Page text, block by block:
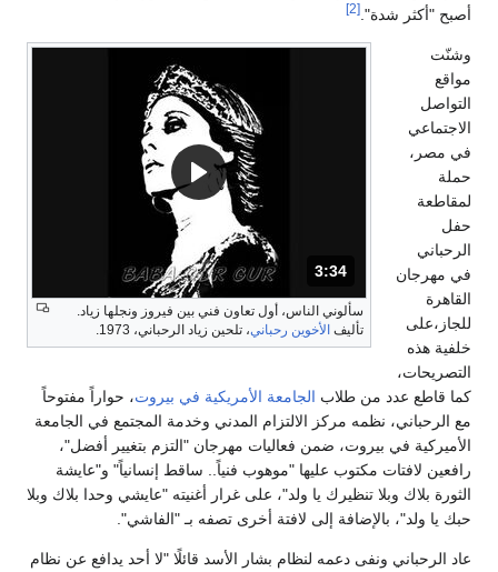
أصبح "أكثر شدة".
المدة: دقائق و 34 ثواني.
3:34
سألوني الناس، أول تعاون فني بين فيروز ونجلها زياد.
تأليفالأخوين رحباني، تلحين زياد الرحباني، 1973.
وشنّت
مواقع
التواصل
الاجتماعي
في مصر،
حملة
لمقاطعة
حفل
الرحباني
في مهرجان
القاهرة
للجاز،على
خلفية هذه
التصريحات،
كما قاطع عدد من طلابالجامعة الأمريكية في بيروت، حواراً مفتوحاً
مع الرحباني، نظمه مركز الالتزام المدني وخدمة المجتمع في الجامعة
الأميركية في بيروت، ضمن فعاليات مهرجان "التزم بتغيير أفضل"،
رافعين لافتات مكتوب عليها "موهوب فنياً.. ساقط إنسانياً" و"عايشة
الثورة بلاك وبلا تنظيرك يا ولد"، على غرار أغنيته "عايشي وحدا بلاك وبلا
حبك يا ولد"، بالإضافة إلى لافتة أخرى تصفه بـ "الفاشي".
عاد الرحباني ونفى دعمه لنظام بشار الأسد قائلًا "لا أحد يدافع عن نظام